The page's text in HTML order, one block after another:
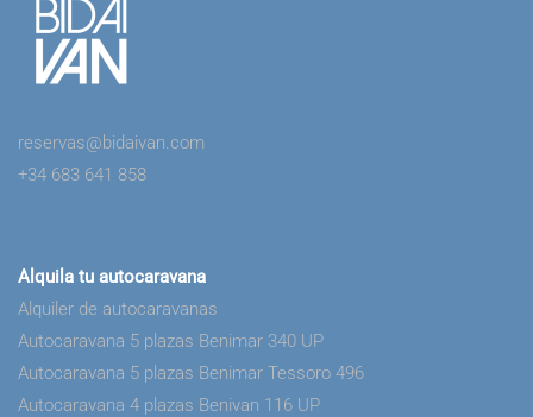
reservas@bidaivan.com
+34 683 641 858
Alquila tu autocaravana
Alquiler de autocaravanas
Autocaravana 5 plazas Benimar 340 UP
Autocaravana 5 plazas Benimar Tessoro 496
Autocaravana 4 plazas Benivan 116 UP